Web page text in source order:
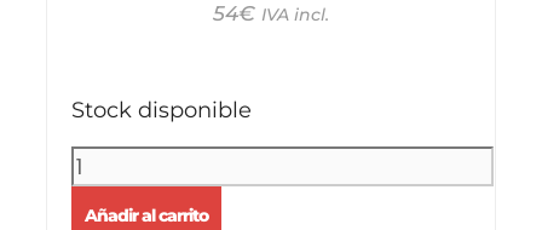
54€ IVA incl.
Stock disponible
Añadir al carrito